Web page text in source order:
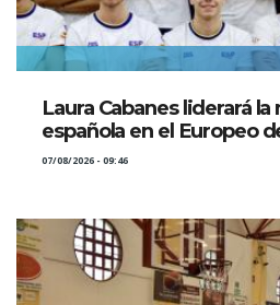
Laura Cabanes liderará
española en el Europeo
07/08/2026 - 09:46